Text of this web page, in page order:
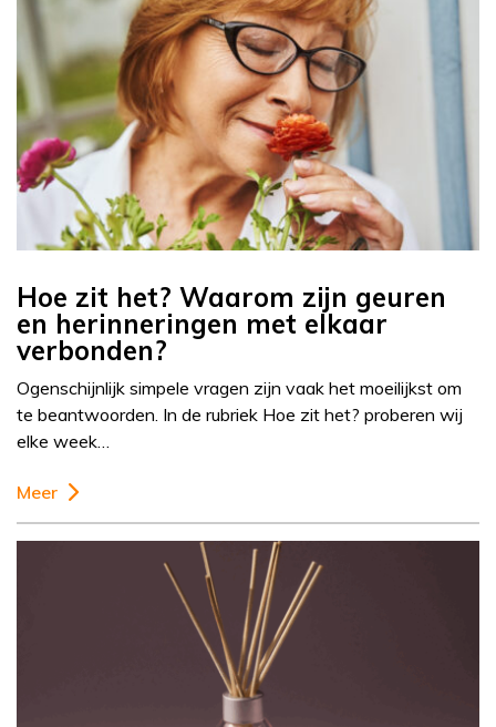
Hoe zit het? Waarom zijn geuren
en herinneringen met elkaar
verbonden?
Ogenschijnlijk simpele vragen zijn vaak het moeilijkst om
te beantwoorden. In de rubriek Hoe zit het? proberen wij
elke week…
Meer